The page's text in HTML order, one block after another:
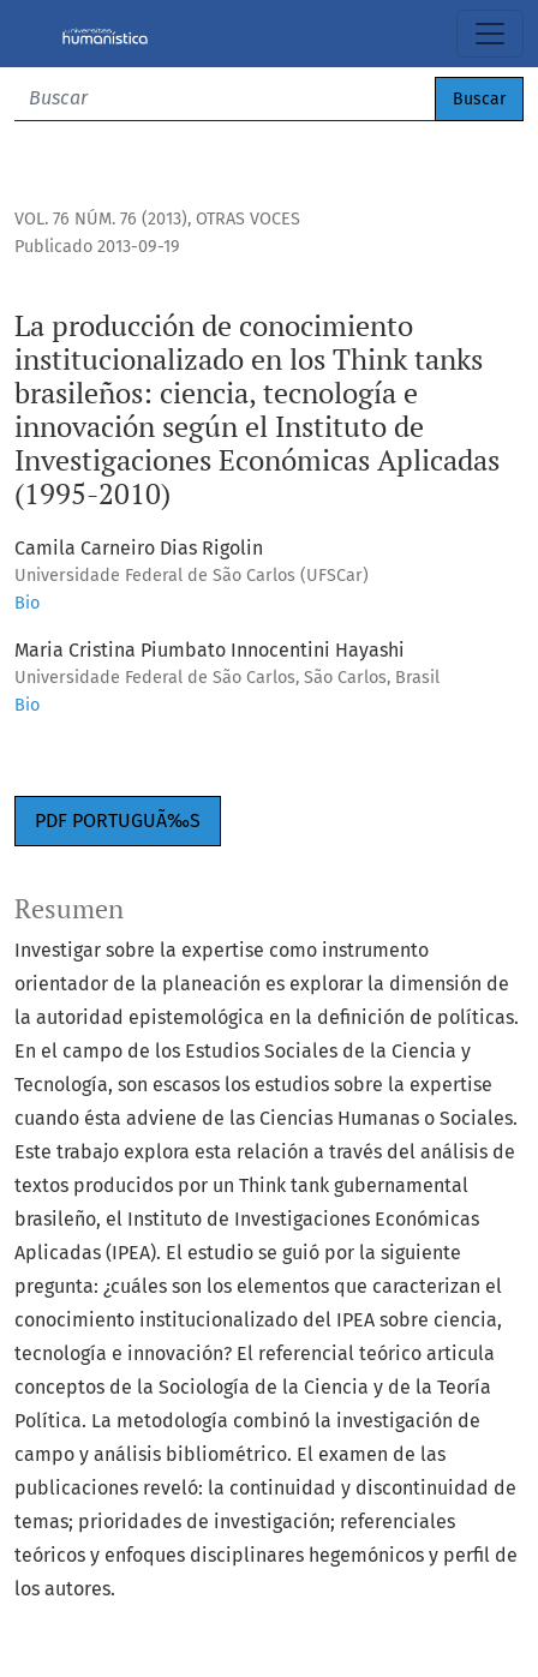
Buscar
VOL. 76 NÚM. 76 (2013), OTRAS VOCES
La producción de conocimiento
institucionalizado en los Think tanks
brasileños: ciencia, tecnología e
innovación según el Instituto de
Investigaciones Económicas Aplicadas
(1995-2010)
Publicado 2013-09-19
Camila Carneiro Dias Rigolin
Universidade Federal de São Carlos (UFSCar)
Bio
Maria Cristina Piumbato Innocentini Hayashi
Universidade Federal de São Carlos, São Carlos, Brasil
Bio
PDF PORTUGUÃ‰S
Resumen
Investigar sobre la expertise como instrumento
orientador de la planeación es explorar la dimensión de
la autoridad epistemológica en la definición de políticas.
En el campo de los Estudios Sociales de la Ciencia y
Tecnología, son escasos los estudios sobre la expertise
cuando ésta adviene de las Ciencias Humanas o Sociales.
Este trabajo explora esta relación a través del análisis de
textos producidos por un Think tank gubernamental
brasileño, el Instituto de Investigaciones Económicas
Aplicadas (IPEA). El estudio se guió por la siguiente
pregunta: ¿cuáles son los elementos que caracterizan el
conocimiento institucionalizado del IPEA sobre ciencia,
tecnología e innovación? El referencial teórico articula
conceptos de la Sociología de la Ciencia y de la Teoría
Política. La metodología combinó la investigación de
campo y análisis bibliométrico. El examen de las
publicaciones reveló: la continuidad y discontinuidad de
temas; prioridades de investigación; referenciales
teóricos y enfoques disciplinares hegemónicos y perfil de
los autores.